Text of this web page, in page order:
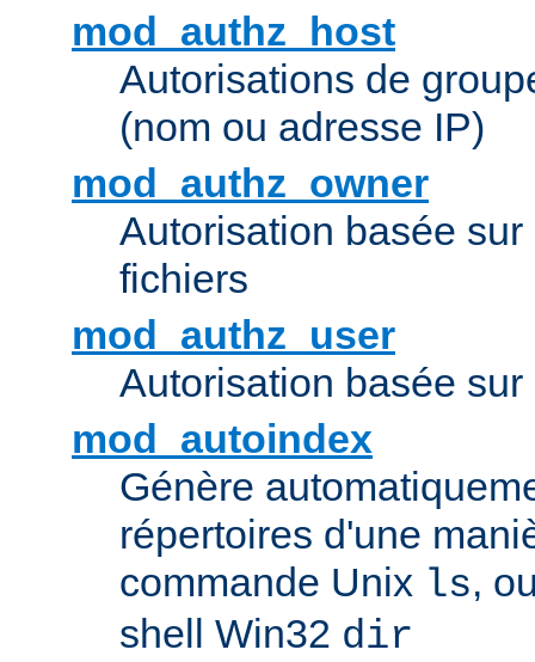
mod_authz_host
Autorisations de
(nom ou adresse IP)
mod_authz_owner
Autorisation basée
fichiers
mod_authz_user
Autorisation basée
mod_autoindex
Génère
répertoires d'une
commande Unix ls,
shell Win32 dir